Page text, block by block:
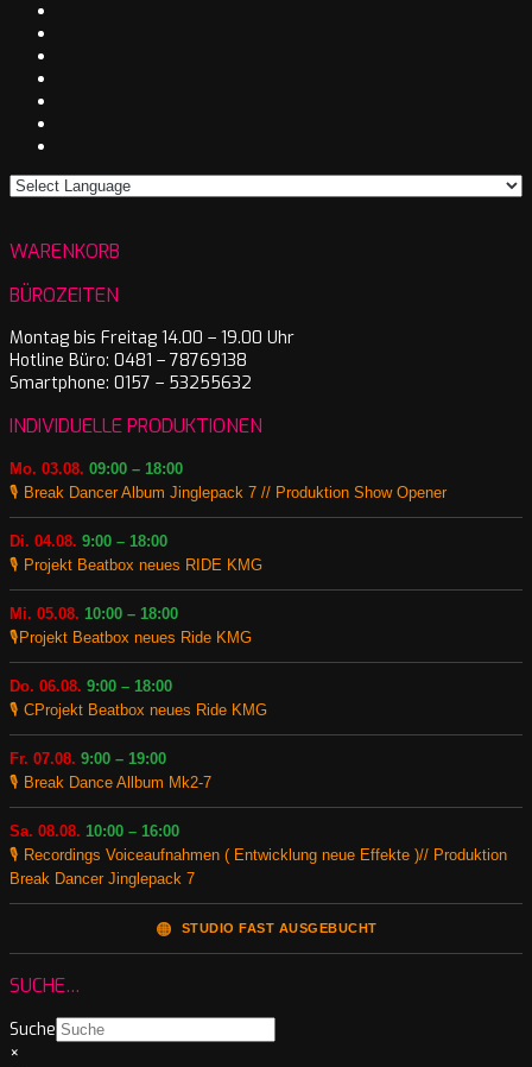
WARENKORB
BÜROZEITEN
Montag bis Freitag 14.00 – 19.00 Uhr
Hotline Büro: 0481 – 78769138
Smartphone: 0157 – 53255632
INDIVIDUELLE PRODUKTIONEN
Mo. 03.08. 09:00 – 18:00
🎙️ Break Dancer Album Jinglepack 7 // Produktion Show Opener
Di. 04.08. 9:00 – 18:00
🎙️ Projekt Beatbox neues RIDE KMG
Mi. 05.08. 10:00 – 18:00
🎙️Projekt Beatbox neues Ride KMG
Do. 06.08. 9:00 – 18:00
🎙️ CProjekt Beatbox neues Ride KMG
Fr. 07.08. 9:00 – 19:00
🎙️ Break Dance Allbum Mk2-7
Sa. 08.08. 10:00 – 16:00
🎙️ Recordings Voiceaufnahmen ( Entwicklung neue Effekte )// Produktion
Break Dancer Jinglepack 7
🟠 STUDIO FAST AUSGEBUCHT
SUCHE…
Suche
×